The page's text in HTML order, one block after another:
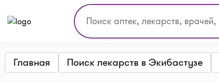
Главная Поиск лекарств в Экибастузе